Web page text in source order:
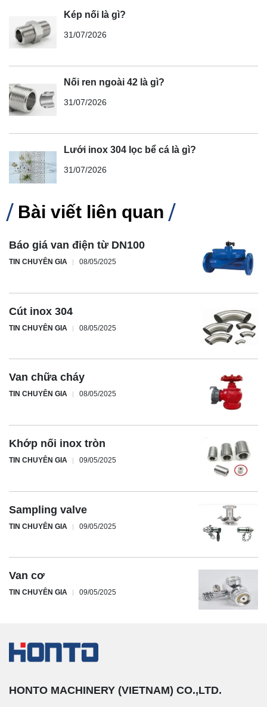
Kép nối là gì?
31/07/2026
Nối ren ngoài 42 là gì?
31/07/2026
Lưới inox 304 lọc bể cá là gì?
31/07/2026
Bài viết liên quan
Báo giá van điện từ DN100
TIN CHUYÊN GIA 08/05/2025
Cút inox 304
TIN CHUYÊN GIA 08/05/2025
Van chữa cháy
TIN CHUYÊN GIA 08/05/2025
Khớp nối inox tròn
TIN CHUYÊN GIA 09/05/2025
Sampling valve
TIN CHUYÊN GIA 09/05/2025
Van cơ
TIN CHUYÊN GIA 09/05/2025
HONTO MACHINERY (VIETNAM) CO.,LTD.